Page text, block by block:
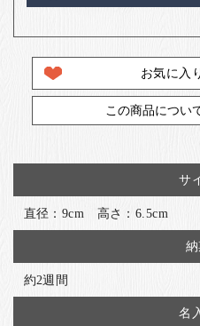
お気に入
この商品につい
サ
直径：9cm 高さ：6.5cm
納
約2週間
名